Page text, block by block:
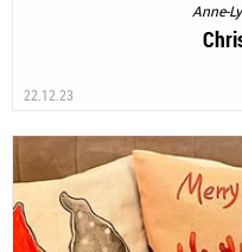
Anne-
22.12.23